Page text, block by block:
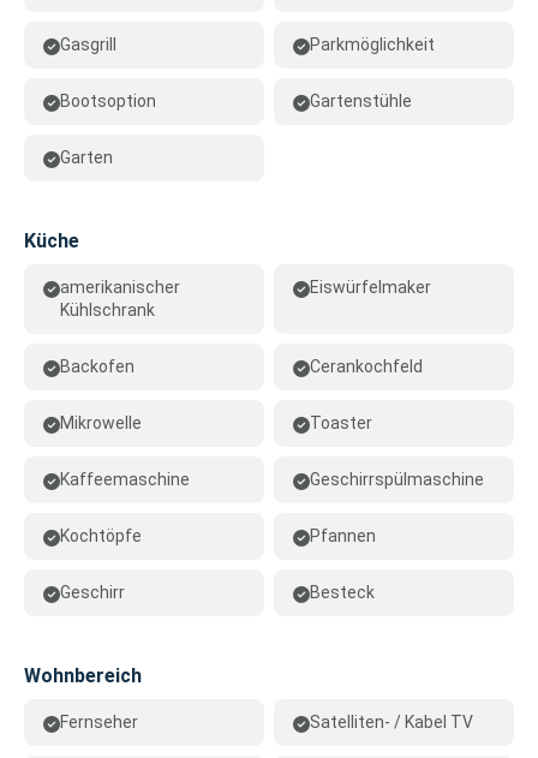
Gasgrill Parkmöglichkeit
Bootsoption Gartenstühle
Garten
Küche
amerikanischer
Kühlschrank
Eiswürfelmaker
Backofen Cerankochfeld
Mikrowelle Toaster
Kaffeemaschine Geschirrspülmaschine
Kochtöpfe Pfannen
Geschirr Besteck
Wohnbereich
Fernseher Satelliten- / Kabel TV